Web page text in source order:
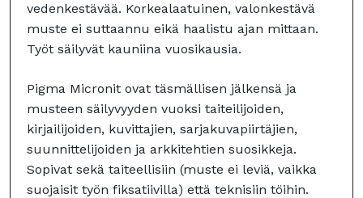
vedenkestävää. Korkealaatuinen, valonkestävä
muste ei suttaannu eikä haalistu ajan mittaan.
Työt säilyvät kauniina vuosikausia.
Pigma Micronit ovat täsmällisen jälkensä ja
musteen säilyvyyden vuoksi taiteilijoiden,
kirjailijoiden, kuvittajien, sarjakuvapiirtäjien,
suunnittelijoiden ja arkkitehtien suosikkeja.
Sopivat sekä taiteellisiin (muste ei leviä, vaikka
suojaisit työn fiksatiivilla) että teknisiin töihin.